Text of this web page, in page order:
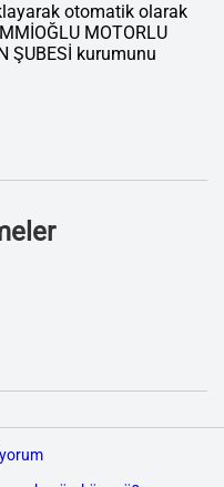
otomatik olarak
MOTORLU
ŞUBESİ kurumunu